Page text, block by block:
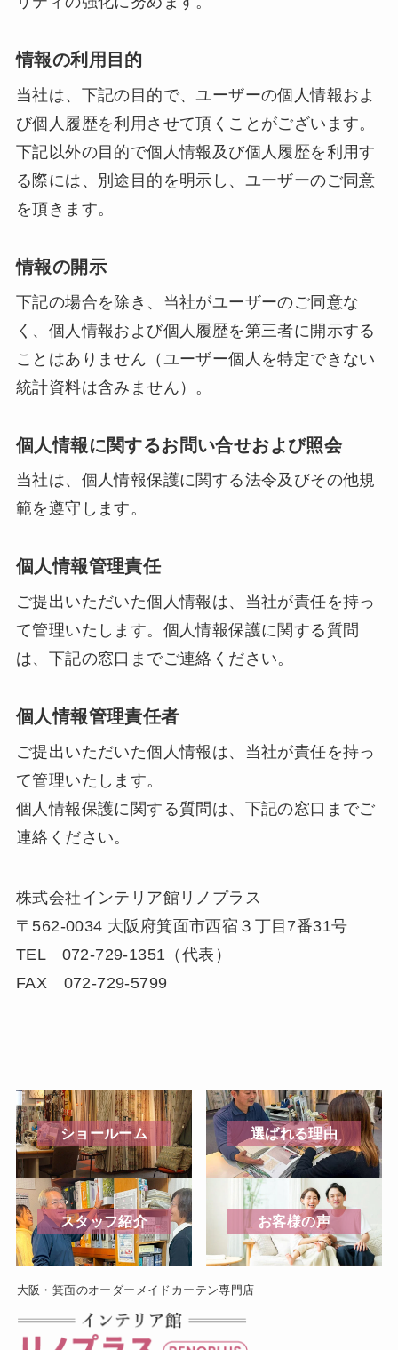
情報の利用目的
当社は、下記の目的で、ユーザーの個人情報およ
び個人履歴を利用させて頂くことがございます。
下記以外の目的で個人情報及び個人履歴を利用す
る際には、別途目的を明示し、ユーザーのご同意
を頂きます。
情報の開示
下記の場合を除き、当社がユーザーのご同意な
く、個人情報および個人履歴を第三者に開示する
ことはありません（ユーザー個人を特定できない
統計資料は含みません）。
個人情報に関するお問い合せおよび照会
当社は、個人情報保護に関する法令及びその他規
範を遵守します。
個人情報管理責任
ご提出いただいた個人情報は、当社が責任を持っ
て管理いたします。個人情報保護に関する質問
は、下記の窓口までご連絡ください。
個人情報管理責任者
ご提出いただいた個人情報は、当社が責任を持っ
て管理いたします。
個人情報保護に関する質問は、下記の窓口までご
連絡ください。
株式会社インテリア館リノプラス
〒562-0034 大阪府箕面市西宿３丁目7番31号
TEL 072-729-1351（代表）
FAX 072-729-5799
ショールーム 選ばれる理由
スタッフ紹介 お客様の声
大阪・箕面のオーダーメイドカーテン専門店